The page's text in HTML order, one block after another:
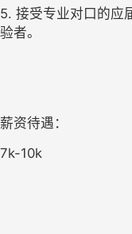
5. 接受专业对口的应
验者。
薪资待遇：
7k-10k